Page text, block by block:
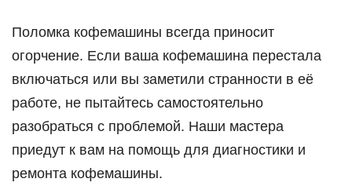
Поломка кофемашины всегда приносит
огорчение. Если ваша кофемашина перестала
включаться или вы заметили странности в её
работе, не пытайтесь самостоятельно
разобраться с проблемой. Наши мастера
приедут к вам на помощь для диагностики и
ремонта кофемашины.